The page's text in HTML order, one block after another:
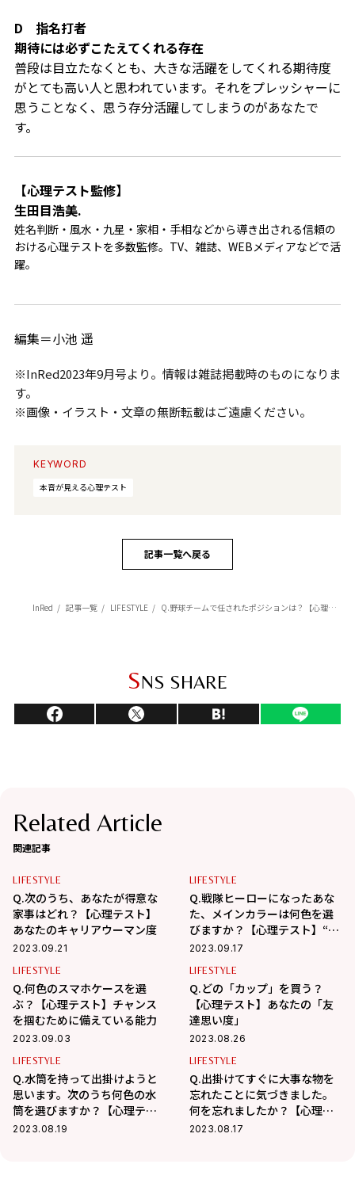
D 指名打者
期待には必ずこたえてくれる存在
普段は目立たなくとも、大きな活躍をしてくれる期待度
がとても高い人と思われています。それをプレッシャーに
思うことなく、思う存分活躍してしまうのがあなたで
す。
【心理テスト監修】
生田目浩美.
姓名判断・風水・九星・家相・手相などから導き出される信頼の
おける心理テストを多数監修。TV、雑誌、WEBメディアなどで活
躍。
編集＝小池 遥
※InRed2023年9月号より。情報は雑誌掲載時のものになりま
す。
※画像・イラスト・文章の無断転載はご遠慮ください。
KEYWORD
本音が見える心理テスト
記事一覧へ戻る
InRed 記事一覧 LIFESTYLE Q.野球チームで任されたポジションは？【心理テスト】あなたの社内での評判
SNS SHARE
Related Article
関連記事
LIFESTYLE
Q.次のうち、あなたが得意な
家事はどれ？【心理テスト】
あなたのキャリアウーマン度
2023.09.21
LIFESTYLE
Q.戦隊ヒーローになったあな
た、メインカラーは何色を選
びますか？【心理テスト】“仕
事における隠れた才能”が見え
2023.09.17
LIFESTYLE
Q.何色のスマホケースを選
ぶ？【心理テスト】チャンス
を掴むために備えている能力
2023.09.03
LIFESTYLE
Q.どの「カップ」を買う？
【心理テスト】あなたの「友
達思い度」
2023.08.26
LIFESTYLE
Q.水筒を持って出掛けようと
思います。次のうち何色の水
筒を選びますか？【心理テス
ト】自分時間の過ごし方が見
2023.08.19
LIFESTYLE
Q.出掛けてすぐに大事な物を
忘れたことに気づきました。
何を忘れましたか？【心理テ
スト】あなたの「気づいてい
2023.08.17